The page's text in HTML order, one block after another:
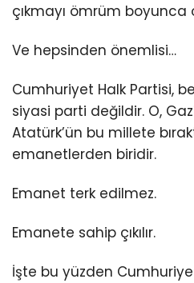
çıkmayı ömrüm boyunca
Ve hepsinden önemlisi…
Cumhuriyet Halk Partisi,
siyasi parti değildir. O,
Atatürk’ün bu millete
emanetlerden biridir.
Emanet terk edilmez.
Emanete sahip çıkılır.
İşte bu yüzden